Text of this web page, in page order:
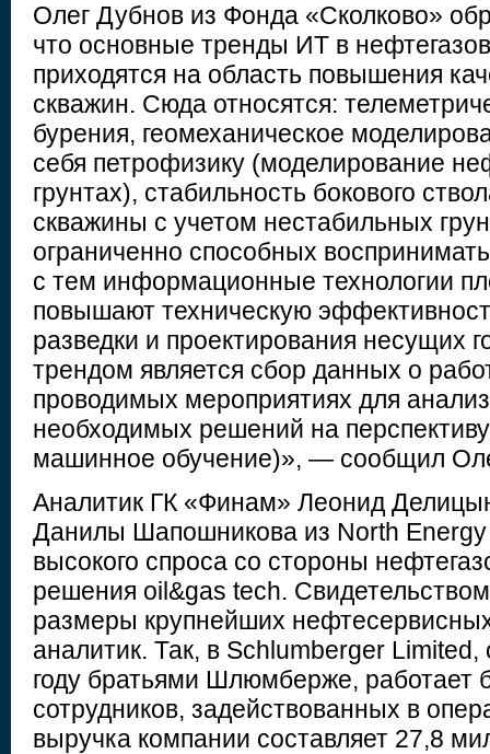
Олег Дубнов из Фонда «Сколково»
что основные тренды ИТ в
приходятся на область повышения
скважин. Сюда относятся:
бурения, геомеханическое
себя петрофизику (моделирование
грунтах), стабильность бокового
скважины с учетом нестабильных
ограниченно способных
с тем информационные технологии
повышают техническую
разведки и проектирования несущих
трендом является сбор данных о
проводимых мероприятиях для
необходимых решений на
машинное обучение)», — сообщил
Аналитик ГК «Финам» Леонид
Данилы Шапошникова из North Energy
высокого спроса со стороны
решения oil&gas tech.
размеры крупнейших
аналитик. Так, в Schlumberger
году братьями Шлюмберже, работает
сотрудников, задействованных в
выручка компании составляет 27,8